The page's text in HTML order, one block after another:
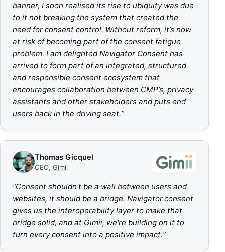
banner, I soon realised its rise to ubiquity was due
to it not breaking the system that created the
need for consent control. Without reform, it’s now
at risk of becoming part of the consent fatigue
problem. I am delighted Navigator Consent has
arrived to form part of an integrated, structured
and responsible consent ecosystem that
encourages collaboration between CMP’s, privacy
assistants and other stakeholders and puts end
users back in the driving seat.”
Thomas Gicquel
CEO, Gimii
“Consent shouldn't be a wall between users and
websites, it should be a bridge. Navigator.consent
gives us the interoperability layer to make that
bridge solid, and at Gimii, we're building on it to
turn every consent into a positive impact.”